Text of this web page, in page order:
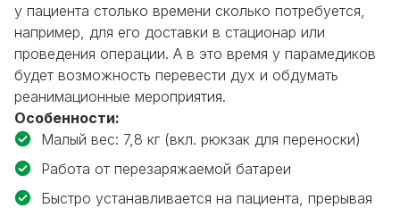
у пациента столько времени сколько потребуется,
например, для его доставки в стационар или
проведения операции. А в это время у парамедиков
будет возможность перевести дух и обдумать
реанимационные мероприятия.
Особенности:
Малый вес: 7,8 кг (вкл. рюкзак для переноски)
Работа от перезаряжаемой батареи
Быстро устанавливается на пациента, прерывая